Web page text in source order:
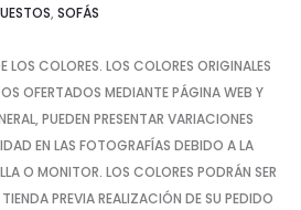
, SOFÁS
COLORES. LOS COLORES ORIGINALES
OFERTADOS MEDIANTE PÁGINA WEB Y
PUEDEN PRESENTAR VARIACIONES
EN LAS FOTOGRAFÍAS DEBIDO A LA
O MONITOR. LOS COLORES PODRÁN SER
PREVIA REALIZACIÓN DE SU PEDIDO